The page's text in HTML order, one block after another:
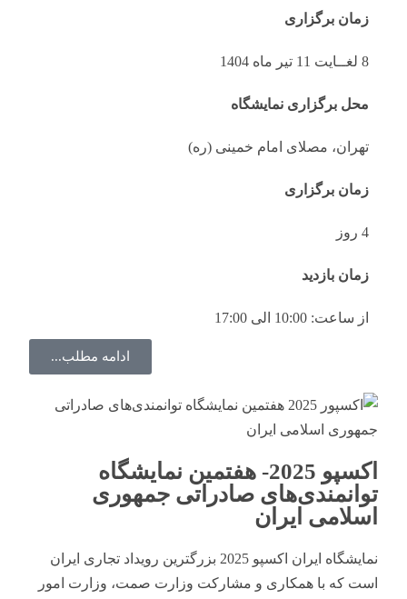
زمان برگزاری
8 لغــایت 11 تیر ماه 1404
محل برگزاری نمایشگاه
تهران، مصلای امام خمینی (ره)
زمان برگزاری
4 روز
زمان بازدید
از ساعت: 10:00 الی 17:00
ادامه مطلب...
اکسپو 2025- هفتمین نمایشگاه
توانمندی‌های صادراتی جمهوری
اسلامی ایران
نمایشگاه ایران اکسپو 2025 بزرگترین رویداد تجاری ایران
است که با همکاری و مشارکت وزارت صمت، وزارت امور